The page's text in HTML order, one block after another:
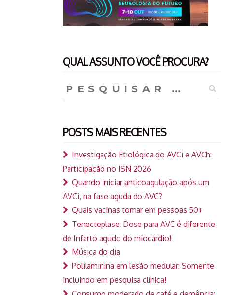
QUAL ASSUNTO VOCÊ PROCURA?
por:
POSTS MAIS RECENTES
Investigação Etiológica do AVCi e AVCh:
Participação no ISN 2026
Quando iniciar anticoagulação após um
AVCi, na fase aguda do AVC?
Quais vacinas tomar em pessoas 50+
Tenecteplase: Dose para AVC é diferente
de Infarto agudo do miocárdio!
Música do dia
Polilaminina em lesão medular: Somente
incluindo em pesquisa clínica!